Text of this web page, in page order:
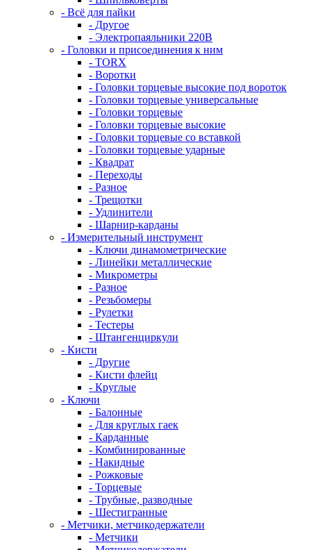
- Всё для пайки
- Другое
- Электропаяльники 220В
- Головки и присоединения к ним
- TORX
- Воротки
- Головки торцевые высокие под вороток
- Головки торцевые универсальные
- Головки торцевые
- Головки торцевые высокие
- Головки торцевые со вставкой
- Головки торцевые ударные
- Квадрат
- Переходы
- Разное
- Трещотки
- Удлинители
- Шарнир-карданы
- Измерительный инструмент
- Ключи динамометрические
- Линейки металлические
- Микрометры
- Разное
- Резьбомеры
- Рулетки
- Тестеры
- Штангенциркули
- Кисти
- Другие
- Кисти флейц
- Круглые
- Ключи
- Балонные
- Для круглых гаек
- Карданные
- Комбинированные
- Накидные
- Рожковые
- Торцевые
- Трубные, разводные
- Шестигранные
- Метчики, метчикодержатели
- Метчики